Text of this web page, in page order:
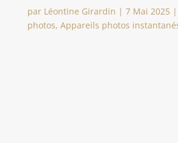
par Léontine Girardin | 7 Mai 2025|
photos, Appareils photos